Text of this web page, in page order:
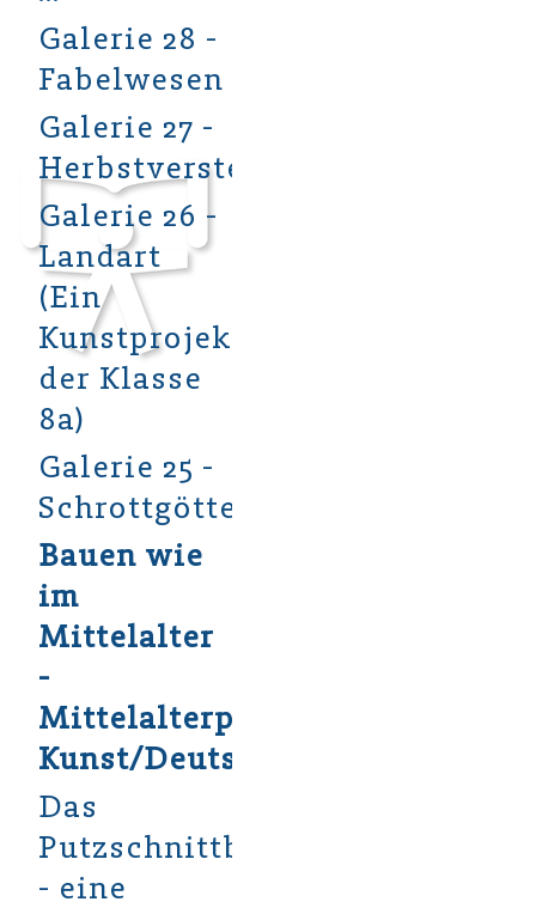
Galerie 28 -
Fabelwesen
Galerie 27 -
Herbstverstecke
Galerie 26 -
Landart
(Ein
Kunstprojekt
der Klasse
8a)
Galerie 25 -
Schrottgötter
Bauen wie
im
Mittelalter
-
Mittelalterprojekt
Kunst/Deutsch
Das
Putzschnittbilderprojekt
- eine